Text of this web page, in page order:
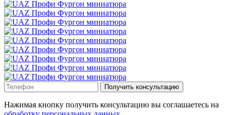
Получить консультацию
Нажимая кнопку получить консультацию вы соглашаетесь на